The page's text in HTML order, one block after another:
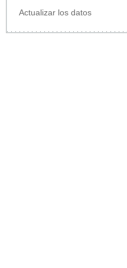
Actualizar los datos